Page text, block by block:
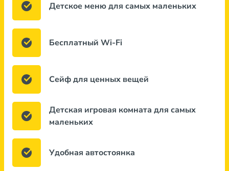
Детское меню для самых маленьких
Бесплатный Wi-Fi
Сейф для ценных вещей
Детская игровая комната для самых
маленьких
Удобная автостоянка